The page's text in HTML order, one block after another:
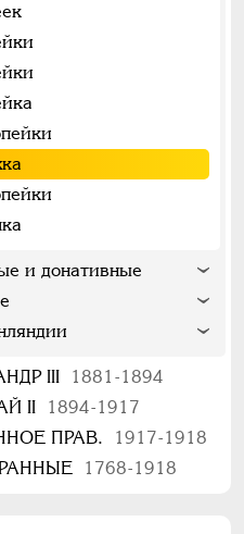
и донативные
III
1881-1894
II
1894-1917
ПРАВ.
1917-1918
1768-1918